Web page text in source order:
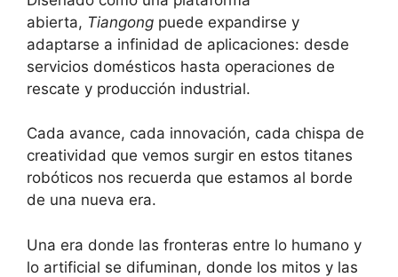
abierta, Tiangong puede expandirse y
adaptarse a infinidad de aplicaciones: desde
servicios domésticos hasta operaciones de
rescate y producción industrial.
Cada avance, cada innovación, cada chispa de
creatividad que vemos surgir en estos titanes
robóticos nos recuerda que estamos al borde
de una nueva era.
Una era donde las fronteras entre lo humano y
lo artificial se difuminan, donde los mitos y las